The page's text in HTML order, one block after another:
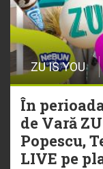
ZU IS YOU
În
de Vară
Popescu,
LIVE pe